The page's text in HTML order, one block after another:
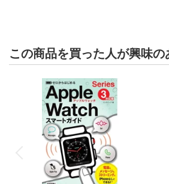
この商品を買った人が興味の